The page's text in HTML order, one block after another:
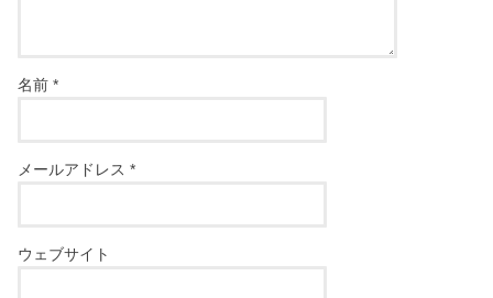
名前*
メールアドレス*
ウェブサイト